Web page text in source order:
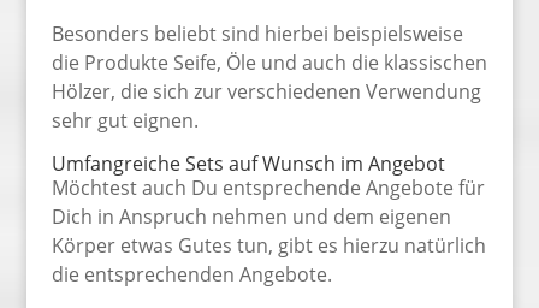
Besonders beliebt sind hierbei beispielsweise
die Produkte Seife, Öle und auch die klassischen
Hölzer, die sich zur verschiedenen Verwendung
sehr gut eignen.
Umfangreiche Sets auf Wunsch im Angebot
Möchtest auch Du entsprechende Angebote für
Dich in Anspruch nehmen und dem eigenen
Körper etwas Gutes tun, gibt es hierzu natürlich
die entsprechenden Angebote.